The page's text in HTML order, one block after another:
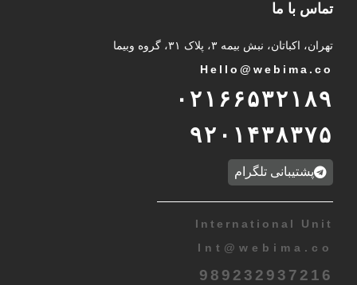
تماس با ما
تهران، اکباتان، نبش بیمه ۳، پلاک ۳۱، گروه وبیما
Hello@webima.co
۰۲۱۶۶۵۳۲۱۸۹
۹۲۰۱۴۳۸۳۷۵
پشتیبانی تلگرام
International Unit
Int @ webima.co
989232937216